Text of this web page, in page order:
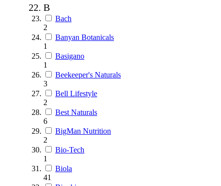
B
Bach
2
Banyan Botanicals
1
Basigano
1
Beekeeper's Naturals
3
Bell Lifestyle
2
Best Naturals
6
BigMan Nutrition
2
Bio-Tech
1
Biola
41